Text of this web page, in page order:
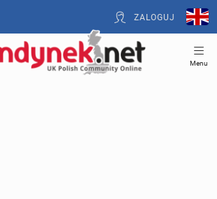
ZALOGUJ
Menu